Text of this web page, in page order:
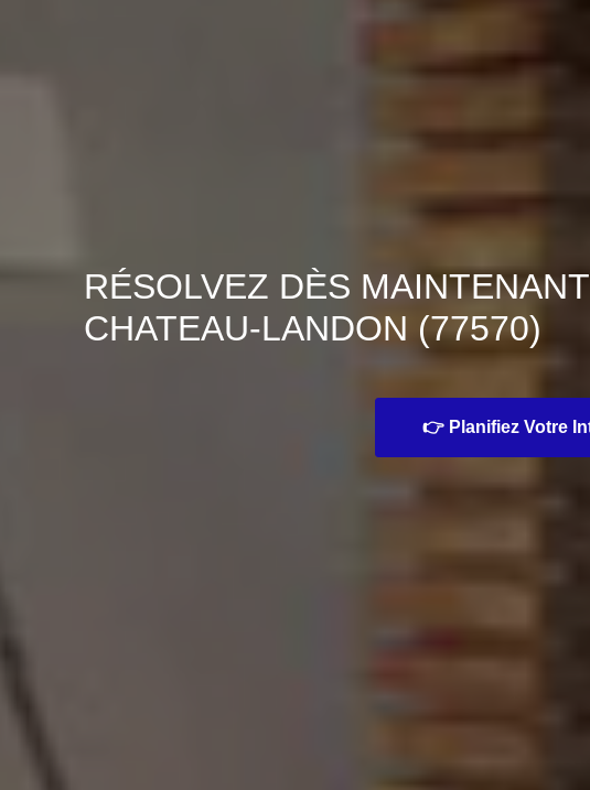
RÉSOLVEZ DÈS
CHATEAU-LANDON (77570)
👉 Planifiez Votre